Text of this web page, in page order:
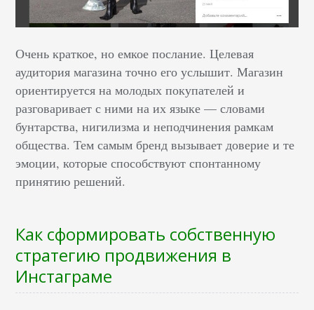
Очень краткое, но емкое послание. Целевая
аудитория магазина точно его услышит. Магазин
ориентируется на молодых покупателей и
разговаривает с ними на их языке — словами
бунтарства, нигилизма и неподчинения рамкам
общества. Тем самым бренд вызывает доверие и те
эмоции, которые способствуют спонтанному
принятию решений.
Как сформировать собственную
стратегию продвижения в
Инстаграме